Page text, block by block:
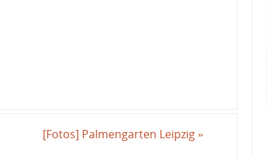
[Fotos] Palmengarten Leipzig »